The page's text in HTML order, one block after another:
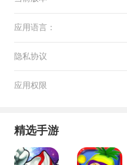
应用语言：
隐私协议
应用权限
精选手游